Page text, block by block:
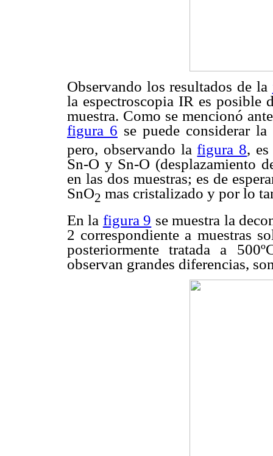
Observando los resultados de la
la espectroscopia IR es posible
muestra. Como se mencionó
figura 6 se puede considerar
pero, observando lafigura 8,
Sn-O y Sn-O (desplazamiento
en las dos muestras; es de
SnO2 mas cristalizado y por lo
En la figura 9 se muestra la
2 correspondiente a muestras
posteriormente tratada a
observan grandes diferencias,